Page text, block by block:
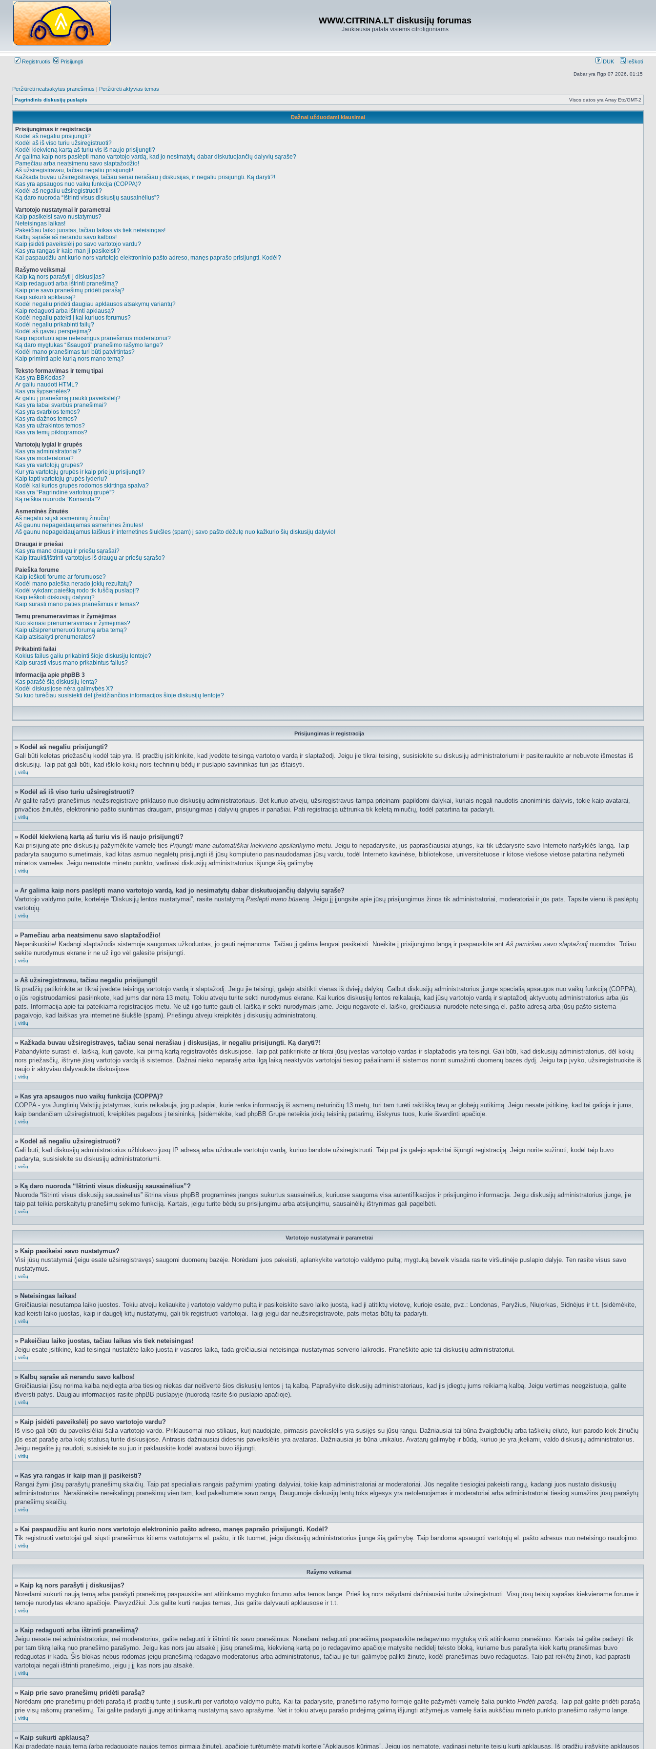
WWW.CITRINA.LT diskusijų forumas
Jaukiausia palata visiems citroligoniams
Registruotis Prisijungti DUK Ieškoti
Dabar yra Rgp 07 2026, 01:15
Peržiūrėti neatsakytus pranešimus | Peržiūrėti aktyvias temas
Pagrindinis diskusijų puslapis Visos datos yra Array Etc/GMT-2
Dažnai užduodami klausimai
Prisijungimas ir registracija
Kodėl aš negaliu prisijungti?
Kodėl aš iš viso turiu užsiregistruoti?
Kodėl kiekvieną kartą aš turiu vis iš naujo prisijungti?
Ar galima kaip nors paslėpti mano vartotojo vardą, kad jo nesimatytų dabar diskutuojančių dalyvių sąraše?
Pamečiau arba neatsimenu savo slaptažodžio!
Aš užsiregistravau, tačiau negaliu prisijungti!
Kažkada buvau užsiregistravęs, tačiau senai nerašiau į diskusijas, ir negaliu prisijungti. Ką daryti?!
Kas yra apsaugos nuo vaikų funkcija (COPPA)?
Kodėl aš negaliu užsiregistruoti?
Ką daro nuoroda “Ištrinti visus diskusijų sausainėlius”?
Vartotojo nustatymai ir parametrai
Kaip pasikeisi savo nustatymus?
Neteisingas laikas!
Pakeičiau laiko juostas, tačiau laikas vis tiek neteisingas!
Kalbų sąraše aš nerandu savo kalbos!
Kaip įsidėti paveikslėlį po savo vartotojo vardu?
Kas yra rangas ir kaip man jį pasikeisti?
Kai paspaudžiu ant kurio nors vartotojo elektroninio pašto adreso, manęs paprašo prisijungti. Kodėl?
Rašymo veiksmai
Kaip ką nors parašyti į diskusijas?
Kaip redaguoti arba ištrinti pranešimą?
Kaip prie savo pranešimų pridėti parašą?
Kaip sukurti apklausą?
Kodėl negaliu pridėti daugiau apklausos atsakymų variantų?
Kaip redaguoti arba ištrinti apklausą?
Kodėl negaliu patekti į kai kuriuos forumus?
Kodėl negaliu prikabinti failų?
Kodėl aš gavau perspėjimą?
Kaip raportuoti apie neteisingus pranešimus moderatoriui?
Ką daro mygtukas “Išsaugoti” pranešimo rašymo lange?
Kodėl mano pranešimas turi būti patvirtintas?
Kaip priminti apie kurią nors mano temą?
Teksto formavimas ir temų tipai
Kas yra BBKodas?
Ar galiu naudoti HTML?
Kas yra šypsenėlės?
Ar galiu į pranešimą įtraukti paveikslėlį?
Kas yra labai svarbūs pranešimai?
Kas yra svarbios temos?
Kas yra dažnos temos?
Kas yra užrakintos temos?
Kas yra temų piktogramos?
Vartotojų lygiai ir grupės
Kas yra administratoriai?
Kas yra moderatoriai?
Kas yra vartotojų grupės?
Kur yra vartotojų grupės ir kaip prie jų prisijungti?
Kaip tapti vartotojų grupės lyderiu?
Kodėl kai kurios grupės rodomos skirtinga spalva?
Kas yra “Pagrindinė vartotojų grupė”?
Ką reiškia nuoroda “Komanda”?
Asmeninės žinutės
Aš negaliu siųsti asmeninių žinučių!
Aš gaunu nepageidaujamas asmenines žinutes!
Aš gaunu nepageidaujamus laiškus ir internetines šiukšles (spam) į savo pašto dėžutę nuo kažkurio šių diskusijų dalyvio!
Draugai ir priešai
Kas yra mano draugų ir priešų sąrašai?
Kaip įtraukti/ištrinti vartotojus iš draugų ar priešų sąrašo?
Paieška forume
Kaip ieškoti forume ar forumuose?
Kodėl mano paieška nerado jokių rezultatų?
Kodėl vykdant paiešką rodo tik tuščią puslapį!?
Kaip ieškoti diskusijų dalyvių?
Kaip surasti mano paties pranešimus ir temas?
Temų prenumeravimas ir žymėjimas
Kuo skiriasi prenumeravimas ir žymėjimas?
Kaip užsiprenumeruoti forumą arba temą?
Kaip atsisakyti prenumeratos?
Prikabinti failai
Kokius failus galiu prikabinti šioje diskusijų lentoje?
Kaip surasti visus mano prikabintus failus?
Informacija apie phpBB 3
Kas parašė šią diskusijų lentą?
Kodėl diskusijose nėra galimybės X?
Su kuo turėčiau susisiekti dėl įžeidžiančios informacijos šioje diskusijų lentoje?
Prisijungimas ir registracija
» Kodėl aš negaliu prisijungti?
Gali būti keletas priežasčių kodėl taip yra. Iš pradžių įsitikinkite, kad įvedėte teisingą vartotojo vardą ir slaptažodį. Jeigu jie tikrai teisingi, susisiekite su diskusijų administratoriumi ir pasiteiraukite ar nebuvote išmestas iš
diskusijų. Taip pat gali būti, kad iškilo kokių nors techninių bėdų ir puslapio savininkas turi jas ištaisyti.
Į viršų
» Kodėl aš iš viso turiu užsiregistruoti?
Ar galite rašyti pranešimus neužsiregistravę priklauso nuo diskusijų administratoriaus. Bet kuriuo atveju, užsiregistravus tampa prieinami papildomi dalykai, kuriais negali naudotis anoniminis dalyvis, tokie kaip avatarai,
privačios žinutės, elektroninio pašto siuntimas draugam, prisijungimas į dalyvių grupes ir panašiai. Pati registracija užtrunka tik keletą minučių, todėl patartina tai padaryti.
Į viršų
» Kodėl kiekvieną kartą aš turiu vis iš naujo prisijungti?
Kai prisijungiate prie diskusijų pažymėkite varnelę ties Prijungti mane automatiškai kiekvieno apsilankymo metu. Jeigu to nepadarysite, jus paprasčiausiai atjungs, kai tik uždarysite savo Interneto naršyklės langą. Taip
padaryta saugumo sumetimais, kad kitas asmuo negalėtų prisijungti iš jūsų kompiuterio pasinaudodamas jūsų vardu, todėl Interneto kavinėse, bibliotekose, universitetuose ir kitose viešose vietose patartina nežymėti
minėtos varneles. Jeigu nematote minėto punkto, vadinasi diskusijų administratorius išjungė šią galimybę.
Į viršų
» Ar galima kaip nors paslėpti mano vartotojo vardą, kad jo nesimatytų dabar diskutuojančių dalyvių sąraše?
Vartotojo valdymo pulte, kortelėje “Diskusijų lentos nustatymai”, rasite nustatymą Paslėpti mano būseną. Jeigu jį įjungsite apie jūsų prisijungimus žinos tik administratoriai, moderatoriai ir jūs pats. Tapsite vienu iš paslėptų
vartotojų.
Į viršų
» Pamečiau arba neatsimenu savo slaptažodžio!
Nepanikuokite! Kadangi slaptažodis sistemoje saugomas užkoduotas, jo gauti neįmanoma. Tačiau jį galima lengvai pasikeisti. Nueikite į prisijungimo langą ir paspauskite antAš pamiršau savo slaptažodį nuorodos. Toliau
sekite nurodymus ekrane ir ne už ilgo vėl galėsite prisijungti.
Į viršų
» Aš užsiregistravau, tačiau negaliu prisijungti!
Iš pradžių patikrinkite ar tikrai įvedėte teisingą vartotojo vardą ir slaptažodį. Jeigu jie teisingi, galėjo atsitikti vienas iš dviejų dalykų. Galbūt diskusijų administratorius įjungė specialią apsaugos nuo vaikų funkciją (COPPA),
o jūs registruodamiesi pasirinkote, kad jums dar nėra 13 metų. Tokiu atveju turite sekti nurodymus ekrane. Kai kurios diskusijų lentos reikalauja, kad jūsų vartotojo vardą ir slaptažodį aktyvuotų administratorius arba jūs
pats. Informacija apie tai pateikiama registracijos metu. Ne už ilgo turite gauti el. laišką ir sekti nurodymais jame. Jeigu negavote el. laiško, greičiausiai nurodėte neteisingą el. pašto adresą arba jūsų pašto sistema
pagalvojo, kad laiškas yra internetinė šiukšlė (spam). Priešingu atveju kreipkitės į diskusijų administratorių.
Į viršų
» Kažkada buvau užsiregistravęs, tačiau senai nerašiau į diskusijas, ir negaliu prisijungti. Ką daryti?!
Pabandykite surasti el. laišką, kurį gavote, kai pirmą kartą registravotės diskusijose. Taip pat patikrinkite ar tikrai jūsų įvestas vartotojo vardas ir slaptažodis yra teisingi. Gali būti, kad diskusijų administratorius, dėl kokių
nors priežasčių, ištrynė jūsų vartotojo vardą iš sistemos. Dažnai nieko neparašę arba ilgą laiką neaktyvūs vartotojai tiesiog pašalinami iš sistemos norint sumažinti duomenų bazės dydį. Jeigu taip įvyko, užsiregistruokite iš
naujo ir aktyviau dalyvaukite diskusijose.
Į viršų
» Kas yra apsaugos nuo vaikų funkcija (COPPA)?
COPPA - yra Jungtinių Valstijų įstatymas, kuris reikalauja, jog puslapiai, kurie renka informaciją iš asmenų neturinčių 13 metų, turi tam turėti raštišką tėvų ar globėjų sutikimą. Jeigu nesate įsitikinę, kad tai galioja ir jums,
kaip bandančiam užsiregistruoti, kreipkitės pagalbos į teisininką. Įsidėmėkite, kad phpBB Grupė neteikia jokių teisinių patarimų, išskyrus tuos, kurie išvardinti apačioje.
Į viršų
» Kodėl aš negaliu užsiregistruoti?
Gali būti, kad diskusijų administratorius užblokavo jūsų IP adresą arba uždraudė vartotojo vardą, kuriuo bandote užsiregistruoti. Taip pat jis galėjo apskritai išjungti registraciją. Jeigu norite sužinoti, kodėl taip buvo
padaryta, susisiekite su diskusijų administratoriumi.
Į viršų
» Ką daro nuoroda “Ištrinti visus diskusijų sausainėlius”?
Nuoroda “Ištrinti visus diskusijų sausainėlius” ištrina visus phpBB programinės įrangos sukurtus sausainėlius, kuriuose saugoma visa autentifikacijos ir prisijungimo informacija. Jeigu diskusijų administratorius įjungė, jie
taip pat teikia perskaitytų pranešimų sekimo funkciją. Kartais, jeigu turite bėdų su prisijungimu arba atsijungimu, sausainėlių ištrynimas gali pagelbėti.
Į viršų
Vartotojo nustatymai ir parametrai
» Kaip pasikeisi savo nustatymus?
Visi jūsų nustatymai (jeigu esate užsiregistravęs) saugomi duomenų bazėje. Norėdami juos pakeisti, aplankykite vartotojo valdymo pultą; mygtuką beveik visada rasite viršutinėje puslapio dalyje. Ten rasite visus savo
nustatymus.
Į viršų
» Neteisingas laikas!
Greičiausiai nesutampa laiko juostos. Tokiu atveju keliaukite į vartotojo valdymo pultą ir pasikeiskite savo laiko juostą, kad ji atitiktų vietovę, kurioje esate, pvz.: Londonas, Paryžius, Niujorkas, Sidnėjus ir t.t. Įsidėmėkite,
kad keisti laiko juostas, kaip ir daugelį kitų nustatymų, gali tik registruoti vartotojai. Taigi jeigu dar neužsiregistravote, pats metas būtų tai padaryti.
Į viršų
» Pakeičiau laiko juostas, tačiau laikas vis tiek neteisingas!
Jeigu esate įsitikinę, kad teisingai nustatėte laiko juostą ir vasaros laiką, tada greičiausiai neteisingai nustatymas serverio laikrodis. Praneškite apie tai diskusijų administratoriui.
Į viršų
» Kalbų sąraše aš nerandu savo kalbos!
Greičiausiai jūsų norima kalba neįdiegta arba tiesiog niekas dar neišvertė šios diskusijų lentos į tą kalbą. Paprašykite diskusijų administratoriaus, kad jis įdiegtų jums reikiamą kalbą. Jeigu vertimas neegzistuoja, galite
išversti patys. Daugiau informacijos rasite phpBB puslapyje (nuorodą rasite šio puslapio apačioje).
Į viršų
» Kaip įsidėti paveikslėlį po savo vartotojo vardu?
Iš viso gali būti du paveikslėliai šalia vartotojo vardo. Priklausomai nuo stiliaus, kurį naudojate, pirmasis paveikslėlis yra susijęs su jūsų rangu. Dažniausiai tai būna žvaigždučių arba taškelių eilutė, kuri parodo kiek žinučių
jūs esat parašę arba kokį statusą turite diskusijose. Antrasis dažniausiai didesnis paveikslėlis yra avataras. Dažniausiai jis būna unikalus. Avatarų galimybę ir būdą, kuriuo jie yra įkeliami, valdo diskusijų administratorius.
Jeigu negalite jų naudoti, susisiekite su juo ir paklauskite kodėl avatarai buvo išjungti.
Į viršų
» Kas yra rangas ir kaip man jį pasikeisti?
Rangai žymi jūsų parašytų pranešimų skaičių. Taip pat specialiais rangais pažymimi ypatingi dalyviai, tokie kaip administratoriai ar moderatoriai. Jūs negalite tiesiogiai pakeisti rangų, kadangi juos nustato diskusijų
administratorius. Nerašinėkite nereikalingų pranešimų vien tam, kad pakeltumėte savo rangą. Daugumoje diskusijų lentų toks elgesys yra netoleruojamas ir moderatoriai arba administratoriai tiesiog sumažins jūsų parašytų
pranešimų skaičių.
Į viršų
» Kai paspaudžiu ant kurio nors vartotojo elektroninio pašto adreso, manęs paprašo prisijungti. Kodėl?
Tik registruoti vartotojai gali siųsti pranešimus kitiems vartotojams el. paštu, ir tik tuomet, jeigu diskusijų administratorius įjungė šią galimybę. Taip bandoma apsaugoti vartotojų el. pašto adresus nuo neteisingo naudojimo.
Į viršų
Rašymo veiksmai
» Kaip ką nors parašyti į diskusijas?
Norėdami sukurti naują temą arba parašyti pranešimą paspauskite ant atitinkamo mygtuko forumo arba temos lange. Prieš ką nors rašydami dažniausiai turite užsiregistruoti. Visų jūsų teisių sąrašas kiekviename forume ir
temoje nurodytas ekrano apačioje. Pavyzdžiui: Jūs galite kurti naujas temas, Jūs galite dalyvauti apklausose ir t.t.
Į viršų
» Kaip redaguoti arba ištrinti pranešimą?
Jeigu nesate nei administratorius, nei moderatorius, galite redaguoti ir ištrinti tik savo pranešimus. Norėdami redaguoti pranešimą paspauskite redagavimo mygtuką virš atitinkamo pranešimo. Kartais tai galite padaryti tik
per tam tikrą laiką nuo pranešimo parašymo. Jeigu kas nors jau atsakė į jūsų pranešimą, kiekvieną kartą po jo redagavimo apačioje matysite nedidelį teksto bloką, kuriame bus parašyta kiek kartų pranešimas buvo
redaguotas ir kada. Šis blokas nebus rodomas jeigu pranešimą redagavo moderatorius arba administratorius, tačiau jie turi galimybę palikti žinutę, kodėl pranešimas buvo redaguotas. Taip pat reikėtų žinoti, kad paprasti
vartotojai negali ištrinti pranešimo, jeigu į jį kas nors jau atsakė.
Į viršų
» Kaip prie savo pranešimų pridėti parašą?
Norėdami prie pranešimų pridėti parašą iš pradžių turite jį susikurti per vartotojo valdymo pultą. Kai tai padarysite, pranešimo rašymo formoje galite pažymėti varnelę šalia punkto Pridėti parašą. Taip pat galite pridėti parašą
prie visų rašomų pranešimų. Tai galite padaryti įjungę atitinkamą nustatymą savo aprašyme. Net ir tokiu atveju parašo pridėjimą galimą išjungti atžymėjus varnelę šalia aukščiau minėto punkto pranešimo rašymo lange.
Į viršų
» Kaip sukurti apklausą?
Kai pradedate naują temą (arba redaguojate naujos temos pirmąją žinutę), apačioje turėtumėte matyti kortelę “Apklausos kūrimas”. Jeigu jos nematote, vadinasi neturite teisių kurti apklausas. Iš pradžių įrašykite apklausos